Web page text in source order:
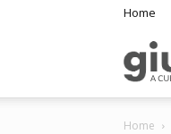
Home
Home